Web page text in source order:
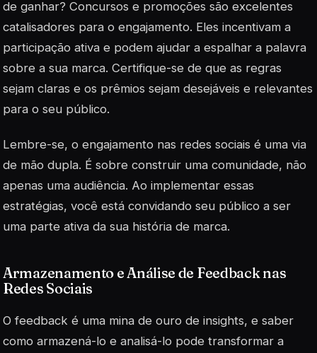
de ganhar? Concursos e promoções são excelentes
catalisadores para o engajamento. Eles incentivam a
participação ativa e podem ajudar a espalhar a palavra
sobre a sua marca. Certifique-se de que as regras
sejam claras e os prêmios sejam desejáveis e relevantes
para o seu público.
Lembre-se, o engajamento nas redes sociais é uma via
de mão dupla. É sobre construir uma comunidade, não
apenas uma audiência. Ao implementar essas
estratégias, você está convidando seu público a ser
uma parte ativa da sua história de marca.
Armazenamento e Análise de Feedback nas
Redes Sociais
O feedback é uma mina de ouro de insights, e saber
como armazená-lo e analisá-lo pode transformar a